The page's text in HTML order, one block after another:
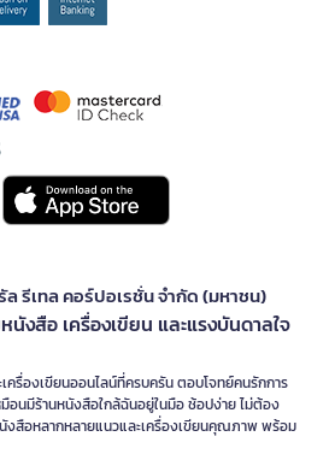
ล รีเทล คอร์ปอเรชั่น จำกัด (มหาชน)
นังสือ เครื่องเขียน และแรงบันดาลใจ
ครื่องเขียนออนไลน์ที่ครบครัน ตอบโจทย์คนรักการ
อนมีร้านหนังสือใกล้ฉันอยู่ในมือ ช้อปง่าย ไม่ต้อง
งสือหลากหลายแนวและเครื่องเขียนคุณภาพ พร้อม